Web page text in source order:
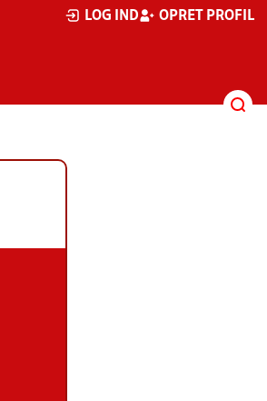
LOG IND OPRET PROFIL